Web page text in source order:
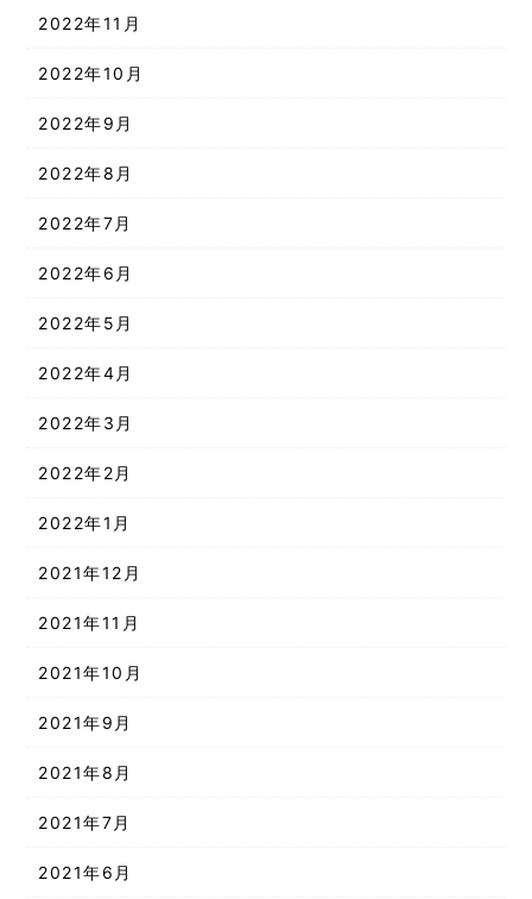
2022年11月
2022年10月
2022年9月
2022年8月
2022年7月
2022年6月
2022年5月
2022年4月
2022年3月
2022年2月
2022年1月
2021年12月
2021年11月
2021年10月
2021年9月
2021年8月
2021年7月
2021年6月